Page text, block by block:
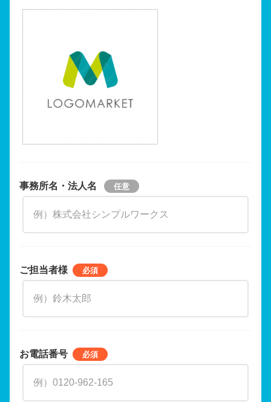
事務所名・法人名
ご担当者様
お電話番号